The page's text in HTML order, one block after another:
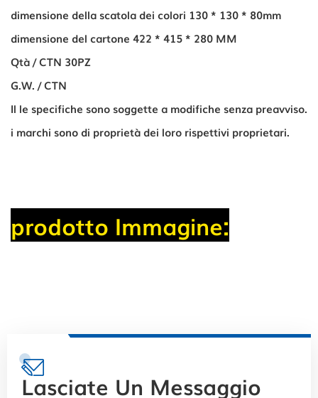
dimensione della scatola dei colori 130 * 130 * 80mm
dimensione del cartone 422 * 415 * 280 MM
Qtà / CTN 30PZ
G.W. / CTN
Il le specifiche sono soggette a modifiche senza preavviso.
i marchi sono di proprietà dei loro rispettivi proprietari.
prodotto Immagine:
Lasciate Un Messaggio